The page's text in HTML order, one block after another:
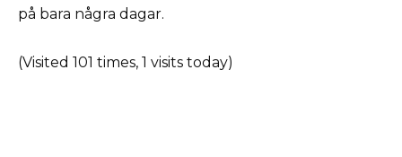
på bara några dagar.
(Visited 101 times, 1 visits today)